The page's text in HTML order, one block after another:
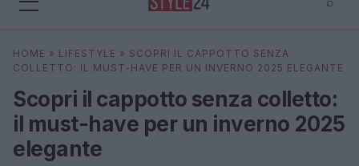
Cerca
HOME » LIFESTYLE » SCOPRI IL CAPPOTTO SENZA
COLLETTO: IL MUST-HAVE PER UN INVERNO 2025 ELEGANTE
Scopri il cappotto senza colletto:
il must-have per un inverno 2025
elegante